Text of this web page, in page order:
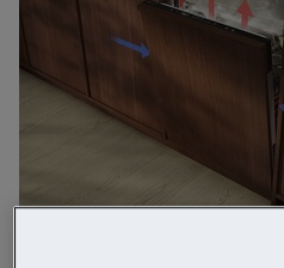
Potpuno ugradbene